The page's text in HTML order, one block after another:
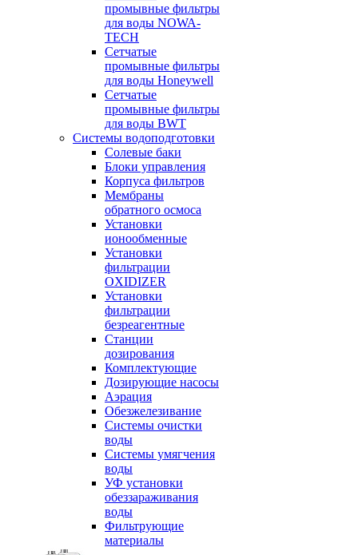
промывные фильтры
для воды NOWA-
TECH
Сетчатые
промывные фильтры
для воды Honeywell
Сетчатые
промывные фильтры
для воды BWT
Системы водоподготовки
Солевые баки
Блоки управления
Корпуса фильтров
Мембраны
обратного осмоса
Установки
ионообменные
Установки
фильтрации
OXIDIZER
Установки
фильтрации
безреагентные
Станции
дозирования
Комплектующие
Дозирующие насосы
Аэрация
Обезжелезивание
Системы очистки
воды
Системы умягчения
воды
УФ установки
обеззараживания
воды
Фильтрующие
материалы